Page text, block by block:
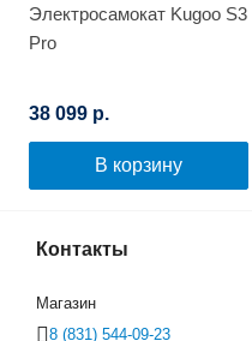
Электросамокат Kugoo S3
Pro
38 099 р.
В корзину
Контакты
Магазин
8 (831) 544-09-23